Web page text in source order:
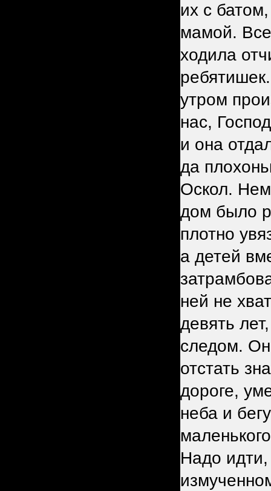
их с
мамой.
ходила
утром
нас,
и она
да
Оскол.
дом было
плотно
а детей
ней не
девять
следом. Он
отстать
дороге,
неба и
Надо идти,